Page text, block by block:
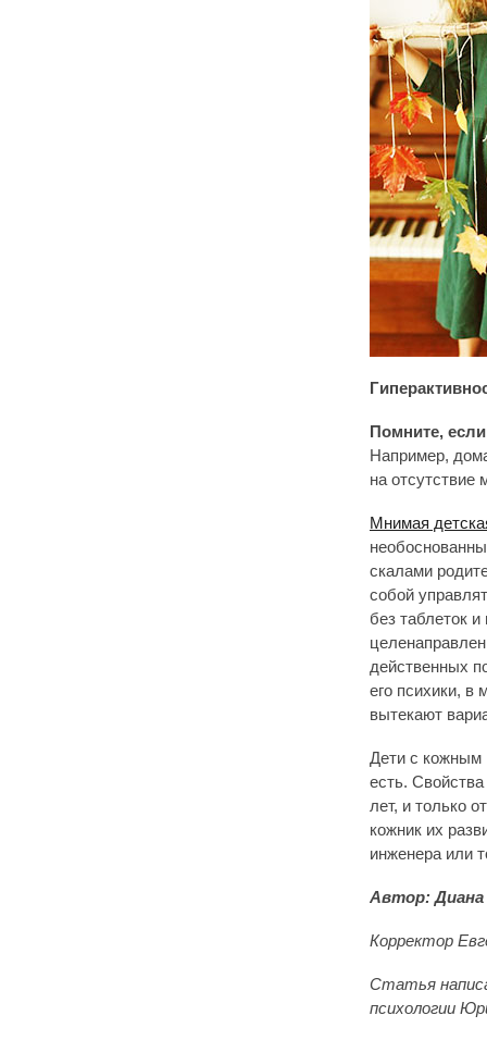
Помните,
Например,
на отсутствие
Мнимая
скалами
собой
без таблеток
действенных
его психики, в
вытекают
Дети с кожным
есть.
лет, и только
кожник их
инженера или
Автор: Диана
Корректор
Статья
психологии